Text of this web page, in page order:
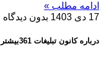
ادامه مطلب »
17 دی 1403
بدون دیدگاه
درباره کانون تبلیغات 361بیشتر بدانید